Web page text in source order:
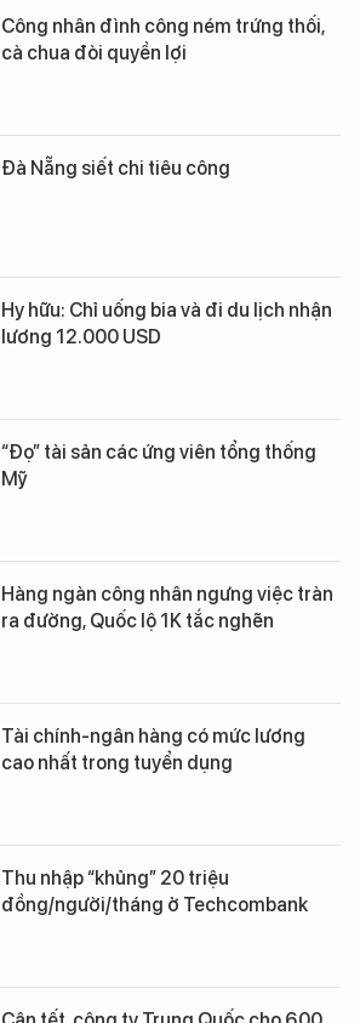
Công nhân đình công ném trứng thối,
cà chua đòi quyền lợi
Đà Nẵng siết chi tiêu công
Hy hữu: Chỉ uống bia và đi du lịch nhận
lương 12.000 USD
“Đọ” tài sản các ứng viên tổng thống
Mỹ
Hàng ngàn công nhân ngưng việc tràn
ra đường, Quốc lộ 1K tắc nghẽn
Tài chính-ngân hàng có mức lương
cao nhất trong tuyển dụng
Thu nhập “khủng” 20 triệu
đồng/người/tháng ở Techcombank